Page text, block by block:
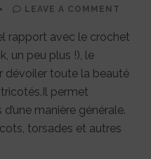
LEAVE A COMMENT
TROP
POUR
SON
rapport avec le crochet
un peu plus !), le
dévoiler toute la beauté
permet
manière générale.
torsades et autres